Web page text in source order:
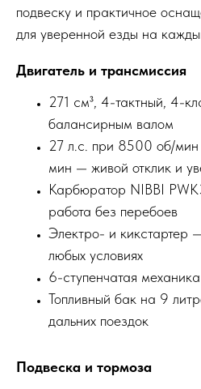
подвеску и практичное
для уверенной езды на
Двигатель и трансмиссия
271 см³, 4-тактный, 4-
балансирным валом
27 л.с. при 8500 об/
мин — живой отклик и
Карбюратор NIBBI
работа без перебоев
Электро- и кикстартер
любых условиях
6-ступенчатая
Топливный бак на 9
дальних поездок
Подвеска и тормоза